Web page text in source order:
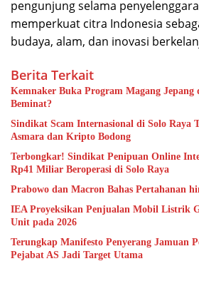
pengunjung selama
memperkuat citra Indonesia
budaya, alam, dan inovasi
Berita Terkait
Kemnaker Buka Program Magang Jepang
Beminat?
Sindikat Scam Internasional di Solo Raya
Asmara dan Kripto Bodong
Terbongkar! Sindikat Penipuan Online
Rp41 Miliar Beroperasi di Solo Raya
Prabowo dan Macron Bahas Pertahanan
IEA Proyeksikan Penjualan Mobil Listrik
Unit pada 2026
Terungkap Manifesto Penyerang Jamuan
Pejabat AS Jadi Target Utama